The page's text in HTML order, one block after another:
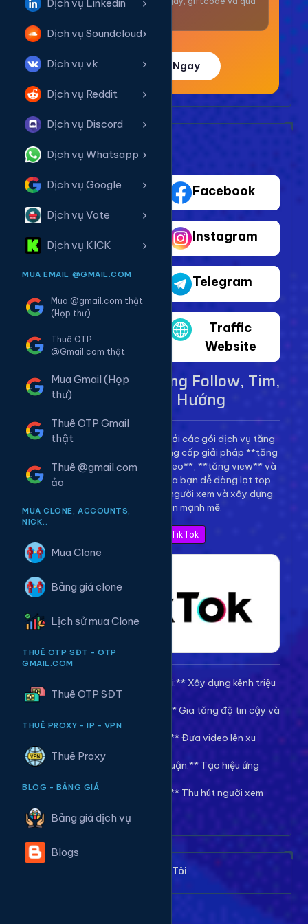
Dịch vụ Linkedin
Dịch vụ Soundcloud
Dịch vụ vk
Dịch vụ Reddit
Dịch vụ Discord
Dịch vụ Whatsapp
Dịch vụ Google
Dịch vụ Vote
Dịch vụ KICK
MUA EMAIL @GMAIL.COM
Mua @gmail.com thật
(Họp thư)
Thuê OTP
@Gmail.com thật
Mua Gmail (Họp
thư)
Thuê OTP Gmail
thật
Thuê @gmail.com
ảo
MUA CLONE, ACCOUNTS,
NICK..
Mua Clone
Bảng giá clone
Lịch sử mua Clone
THUÊ OTP SĐT - OTP
GMAIL.COM
Thuê OTP SĐT
THUÊ PROXY - IP - VPN
Thuê Proxy
BLOG - BẢNG GIÁ
Bảng giá dịch vụ
Blogs
Trải Nghiệm Ngay
TikTok Facebook
Instagram
Shopee Telegram
Traffic
Website
Dịch Vụ TikTok - Tăng Follow, Tim,
View Lên Xu Hướng
Bùng nổ kênh TikTok của bạn với các gói dịch vụ tăng
trưởng toàn diện. Chúng tôi cung cấp giải pháp **tăng
follow TikTok**, **tăng tim video**, **tăng view** và
**bình luận** để giúp video của bạn dễ dàng lọt top
thịnh hành, thu hút hàng triệu người xem và xây dựng
thương hiệu cá nhân mạnh mẽ.
Xem Bảng Giá TikTok
🚀 **Tăng Follow/Theo dõi:** Xây dựng kênh triệu
follow uy tín.
❤️ **Tăng Tim/Like Video:** Gia tăng độ tin cậy và
viral cho video.
👀 **Tăng View/Lượt xem:** Đưa video lên xu
hướng nhanh chóng.
💬 **Tăng Comment/Bình luận:** Tạo hiệu ứng
thảo luận sôi nổi.
👁️ **Tăng Mắt Livestream:** Thu hút người xem
Khách Hàng Nói Gì Về Chúng Tôi